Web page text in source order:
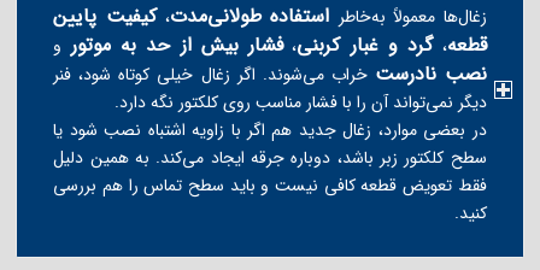
زغال‌ها معمولاً به‌خاطر استفاده طولانی‌مدت،کیفیت پایین
قطعه،گرد و غبار کربنی،فشار بیش از حد به موتور و
نصب نادرست خراب می‌شوند. اگر زغال خیلی کوتاه شود، فنر
دیگر نمی‌تواند آن را با فشار مناسب روی کلکتور نگه دارد.
در بعضی موارد، زغال جدید هم اگر با زاویه اشتباه نصب شود یا
سطح کلکتور زبر باشد، دوباره جرقه ایجاد می‌کند. به همین دلیل
فقط تعویض قطعه کافی نیست و باید سطح تماس را هم بررسی
کنید.